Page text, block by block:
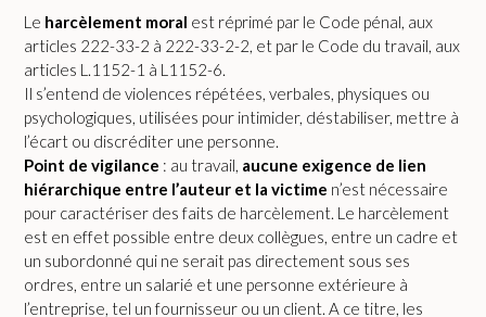
Le harcèlement moral est réprimé par le Code pénal, aux
articles 222-33-2 à 222-33-2-2, et par le Code du travail, aux
articles L.1152-1 à L1152-6.
Il s’entend de violences répétées, verbales, physiques ou
psychologiques, utilisées pour intimider, déstabiliser, mettre à
l’écart ou discréditer une personne.
Point de vigilance : au travail, aucune exigence de lien
hiérarchique entre l’auteur et la victime n’est nécessaire
pour caractériser des faits de harcèlement. Le harcèlement
est en effet possible entre deux collègues, entre un cadre et
un subordonné qui ne serait pas directement sous ses
ordres, entre un salarié et une personne extérieure à
l’entreprise, tel un fournisseur ou un client. A ce titre, les